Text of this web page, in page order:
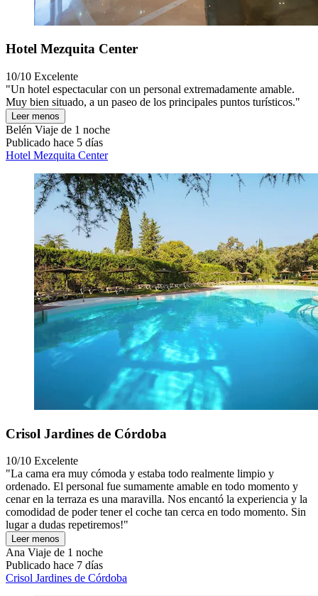
Hotel Mezquita Center
10/10 Excelente
"Un hotel espectacular con un personal extremadamente amable.
Muy bien situado, a un paseo de los principales puntos turísticos."
Leer menos
Belén Viaje de 1 noche
Publicado hace 5 días
Hotel Mezquita Center
Crisol Jardines de Córdoba
10/10 Excelente
"La cama era muy cómoda y estaba todo realmente limpio y
ordenado. El personal fue sumamente amable en todo momento y
cenar en la terraza es una maravilla. Nos encantó la experiencia y la
comodidad de poder tener el coche tan cerca en todo momento. Sin
lugar a dudas repetiremos!"
Leer menos
Ana Viaje de 1 noche
Publicado hace 7 días
Crisol Jardines de Córdoba